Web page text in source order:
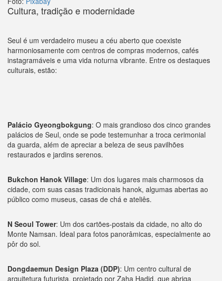
Cultura, tradição e modernidade
Seul é um verdadeiro museu a céu aberto que coexiste
harmoniosamente com centros de compras modernos, cafés
instagramáveis e uma vida noturna vibrante. Entre os destaques
culturais, estão:
Palácio Gyeongbokgung: O mais grandioso dos cinco grandes
palácios de Seul, onde se pode testemunhar a troca cerimonial
da guarda, além de apreciar a beleza de seus pavilhões
restaurados e jardins serenos.
Bukchon Hanok Village: Um dos lugares mais charmosos da
cidade, com suas casas tradicionais hanok, algumas abertas ao
público como museus, casas de chá e ateliês.
N Seoul Tower: Um dos cartões-postais da cidade, no alto do
Monte Namsan. Ideal para fotos panorâmicas, especialmente ao
pôr do sol.
Dongdaemun Design Plaza (DDP): Um centro cultural de
arquitetura futurista, projetado por Zaha Hadid, que abriga